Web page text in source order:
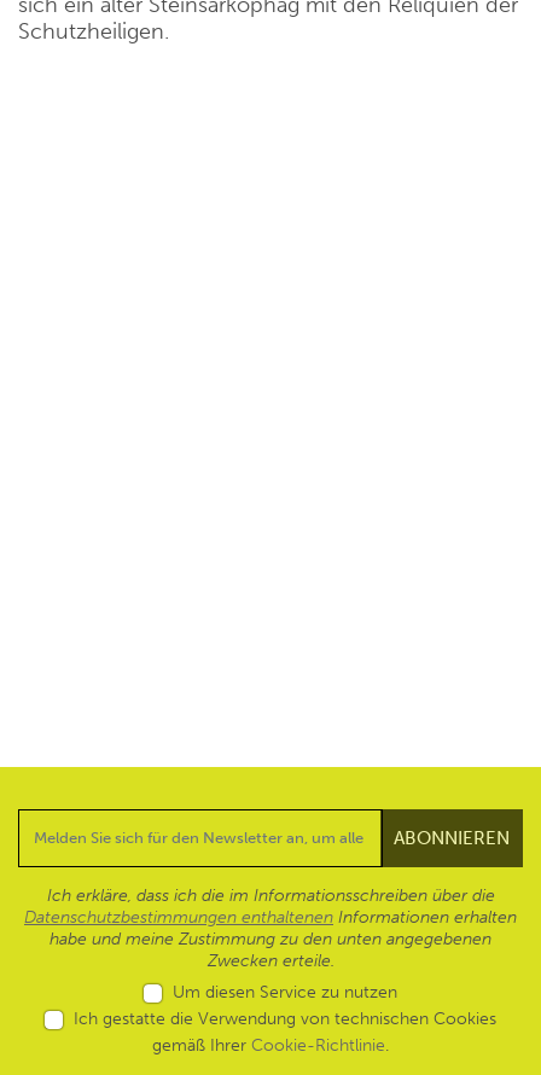
Schutzheiligen.
Ich erkläre, dass ich die im Informationsschreiben über die
Datenschutzbestimmungen enthaltenen Informationen erhalten
habe und meine Zustimmung zu den unten angegebenen
Zwecken erteile.
Um diesen Service zu nutzen
Ich gestatte die Verwendung von technischen Cookies
gemäß Ihrer Cookie-Richtlinie.